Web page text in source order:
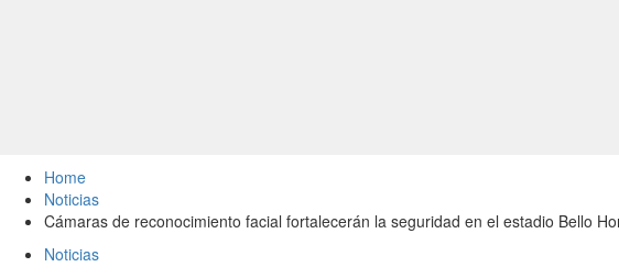
Home
Noticias
Cámaras de reconocimiento facial fortalecerán la seguridad en el estadio Bello
Noticias